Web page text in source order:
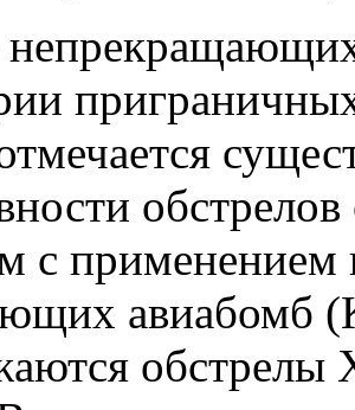
с применением
авиабомб
обстрелы